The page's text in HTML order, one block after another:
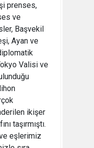
prenses,
ve
Başvekil
Ayan ve
Valisi ve
ikişer
taşırmıştı.
eşlerimiz